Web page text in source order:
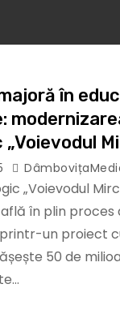
în
peste 50 de
„Voievodul
în plin proces
un proiect
50 de